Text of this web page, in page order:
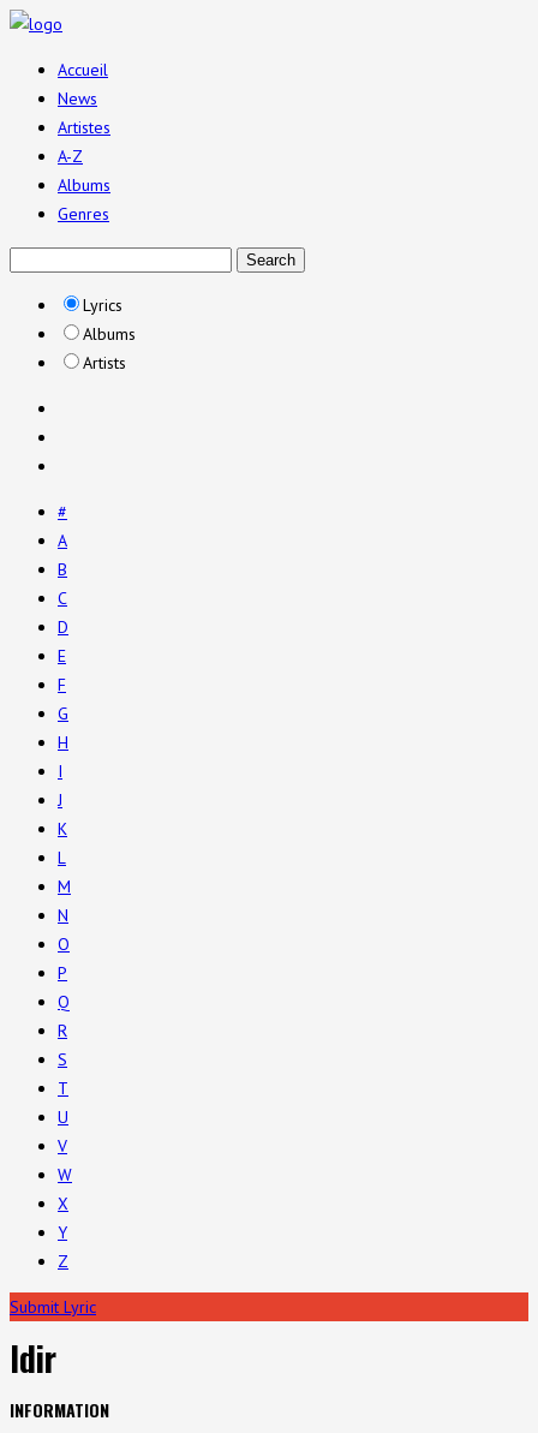
Accueil
News
Artistes
A-Z
Albums
Genres
Lyrics
Albums
Artists
#
A
B
C
D
E
F
G
H
I
J
K
L
M
N
O
P
Q
R
S
T
U
V
W
X
Y
Z
Submit Lyric
Idir
INFORMATION